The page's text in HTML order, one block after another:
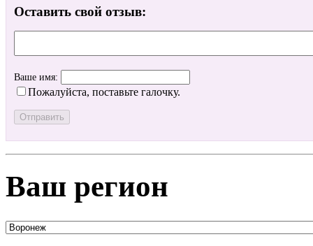
Оставить свой отзыв:
Ваше имя:
Пожалуйста, поставьте галочку.
Ваш регион